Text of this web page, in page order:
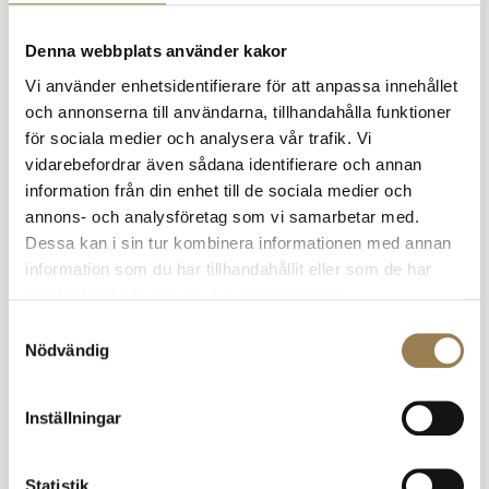
Denna webbplats använder kakor
Vi använder enhetsidentifierare för att anpassa innehållet
och annonserna till användarna, tillhandahålla funktioner
för sociala medier och analysera vår trafik. Vi
vidarebefordrar även sådana identifierare och annan
information från din enhet till de sociala medier och
annons- och analysföretag som vi samarbetar med.
Dessa kan i sin tur kombinera informationen med annan
information som du har tillhandahållit eller som de har
samlat in när du har använt deras tjänster.
Nödvändig
Inställningar
Kristina Taylor medverkade även i runda-bord-samtalet ”Rätt